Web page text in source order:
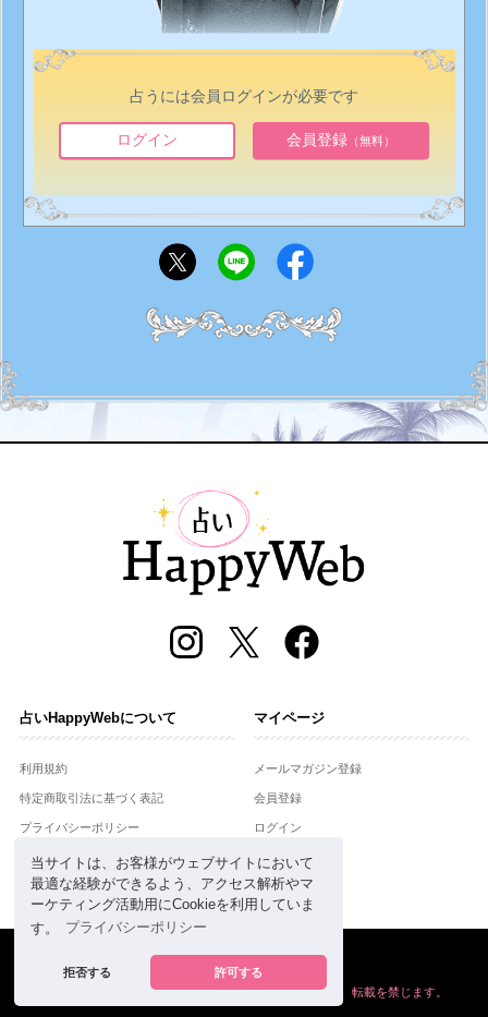
当サイトは、お客様がウェブサイトにおいて
最適な経験ができるよう、アクセス解析やマ
ーケティング活動用にCookieを利用していま
す。
プライバシーポリシー
拒否する 許可する
占うには会員ログインが必要です
ログイン 会員登録（無料）
占いHappyWebについて
利用規約
特定商取引法に基づく表記
プライバシーポリシー
運営会社
お問合せ
マイページ
メールマガジン登録
会員登録
ログイン
powered by
掲載の情報や画像など、すべてのコンテンツの無断複写、転載を禁じます。